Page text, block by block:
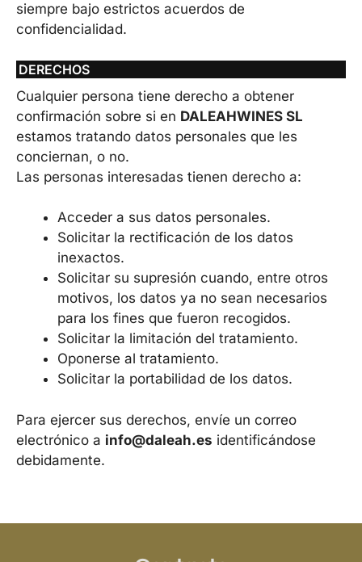
siempre bajo estrictos acuerdos de
confidencialidad.
DERECHOS
Cualquier persona tiene derecho a obtener
confirmación sobre si en DALEAHWINES SL
estamos tratando datos personales que les
conciernan, o no.
Las personas interesadas tienen derecho a:
Acceder a sus datos personales.
Solicitar la rectificación de los datos
inexactos.
Solicitar su supresión cuando, entre otros
motivos, los datos ya no sean necesarios
para los fines que fueron recogidos.
Solicitar la limitación del tratamiento.
Oponerse al tratamiento.
Solicitar la portabilidad de los datos.
Para ejercer sus derechos, envíe un correo
electrónico a info@daleah.es identificándose
debidamente.